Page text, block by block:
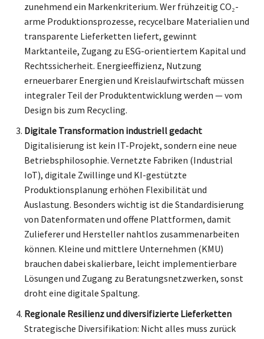
zunehmend ein Markenkriterium. Wer frühzeitig CO₂-
arme Produktionsprozesse, recycelbare Materialien und
transparente Lieferketten liefert, gewinnt
Marktanteile, Zugang zu ESG-orientiertem Kapital und
Rechtssicherheit. Energieeffizienz, Nutzung
erneuerbarer Energien und Kreislaufwirtschaft müssen
integraler Teil der Produktentwicklung werden — vom
Design bis zum Recycling.
Digitale Transformation industriell gedacht
Digitalisierung ist kein IT-Projekt, sondern eine neue
Betriebsphilosophie. Vernetzte Fabriken (Industrial
IoT), digitale Zwillinge und KI-gestützte
Produktionsplanung erhöhen Flexibilität und
Auslastung. Besonders wichtig ist die Standardisierung
von Datenformaten und offene Plattformen, damit
Zulieferer und Hersteller nahtlos zusammenarbeiten
können. Kleine und mittlere Unternehmen (KMU)
brauchen dabei skalierbare, leicht implementierbare
Lösungen und Zugang zu Beratungsnetzwerken, sonst
droht eine digitale Spaltung.
Regionale Resilienz und diversifizierte Lieferketten
Strategische Diversifikation: Nicht alles muss zurück